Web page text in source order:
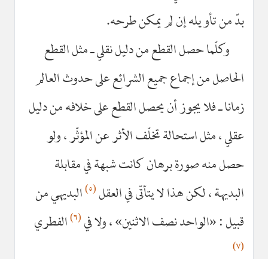
بدّ من تأويله إن لم يمكن طرحه.
وكلّما حصل القطع من دليل نقلي ـ مثل القطع
الحاصل من إجماع جميع الشرائع على حدوث العالم
زمانا ـ فلا يجوز أن يحصل القطع على خلافه من دليل
عقلي ، مثل استحالة تخلّف الأثر عن المؤثّر ، ولو
حصل منه صورة برهان كانت شبهة في مقابلة
البديهة ، لكن هذا لا يتأتّى في العقل(٥) البديهي من
قبيل : «الواحد نصف الاثنين» ، ولا في(٦) الفطري
(٧)